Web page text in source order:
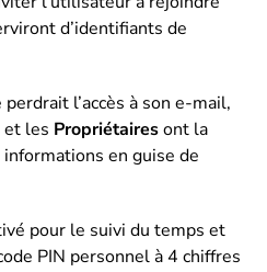
d’identifiants de
l’accès à son e-mail,
et les Propriétairesont la
en guise de
pour le suivi du temps et
PIN personnel à 4 chiffres